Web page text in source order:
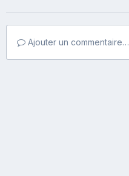
Ajouter un commentaire…